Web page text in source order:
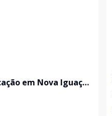
em Nova Iguaçu